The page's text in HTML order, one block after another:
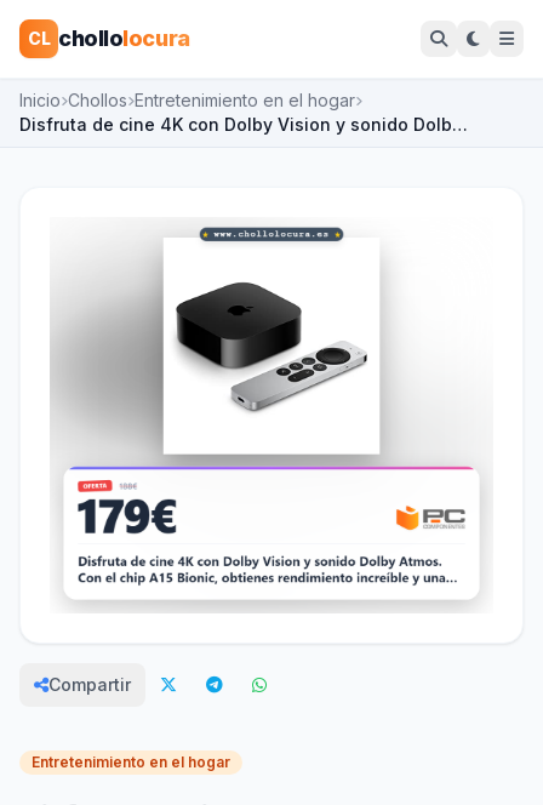
CL chollolocura
Inicio Chollos Entretenimiento en el hogar
Disfruta de cine 4K con Dolby Vision y sonido Dolb…
Compartir
Entretenimiento en el hogar